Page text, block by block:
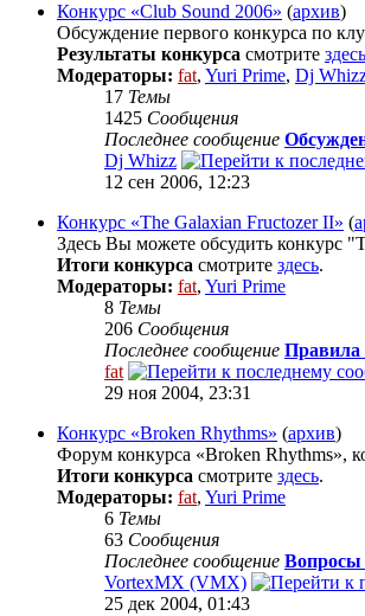
Конкурс «Club Sound 2006» (архив)
Обсуждение первого конкурса по
Результаты конкурса смотрите здесь
Модераторы: fat, Yuri Prime, Dj
17 Темы
1425 Сообщения
Последнее сообщение
Dj Whizz
12 сен 2006, 12:23
Конкурс «The Galaxian Fructozer II» (
Здесь Вы можете обсудить конкурс
Итоги конкурса смотрите здесь.
Модераторы: fat, Yuri Prime
8 Темы
206 Сообщения
Последнее сообщение Правила
fat
29 ноя 2004, 23:31
Конкурс «Broken Rhythms» (архив)
Форум конкурса «Broken Rhythms»,
Итоги конкурса смотрите здесь.
Модераторы: fat, Yuri Prime
6 Темы
63 Сообщения
Последнее сообщение Вопросы
VortexMX (VMX)
25 дек 2004, 01:43